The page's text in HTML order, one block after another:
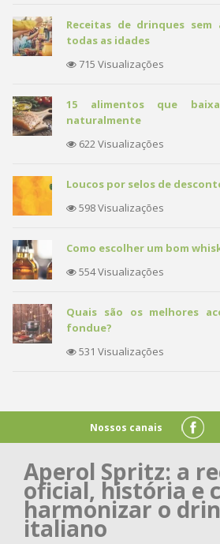
Receitas de drinques
todas as idades
715 Visualizações
15 alimentos que
naturalmente
622 Visualizações
Loucos por selos de
598 Visualizações
Como escolher um bom
554 Visualizações
Quais são os melhores
fondue?
531 Visualizações
Nossos canais
Aperol Spritz: a
oficial, história e
harmonizar o
italiano